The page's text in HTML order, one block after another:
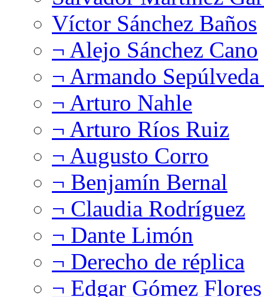
Víctor Sánchez Baños
¬ Alejo Sánchez Cano
¬ Armando
¬ Arturo Nahle
¬ Arturo Ríos Ruiz
¬ Augusto Corro
¬ Benjamín Bernal
¬ Claudia Rodríguez
¬ Dante Limón
¬ Derecho de réplica
¬ Edgar Gómez Flores